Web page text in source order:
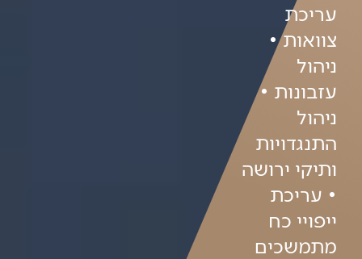
עריכת
צוואות •
ניהול
עזבונות •
ניהול
התנגדויות
ותיקי ירושה
• עריכת
ייפויי כח
מתמשכים